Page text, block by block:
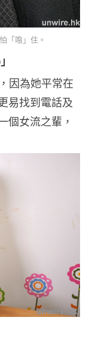
「噏」住。
因為她平常在
易找到電話及
個女流之輩，